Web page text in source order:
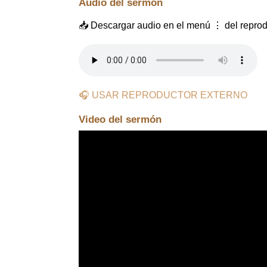
Audio del sermón
📥 Descargar audio en el menú ⋮ del
🎧 USAR REPRODUCTOR EXTERNO
Video del sermón